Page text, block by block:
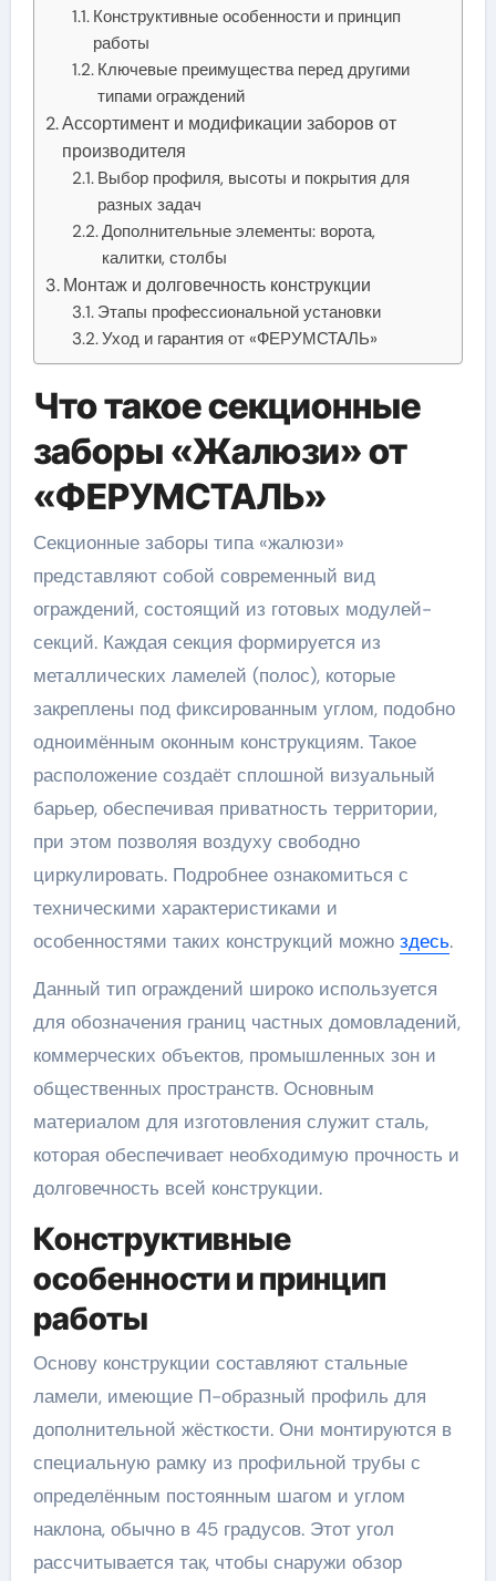
Конструктивные особенности и принцип
работы
Ключевые преимущества перед другими
типами ограждений
Ассортимент и модификации заборов от
производителя
Выбор профиля, высоты и покрытия для
разных задач
Дополнительные элементы: ворота,
калитки, столбы
Монтаж и долговечность конструкции
Этапы профессиональной установки
Уход и гарантия от «ФЕРУМСТАЛЬ»
Что такое секционные
заборы «Жалюзи» от
«ФЕРУМСТАЛЬ»
Секционные заборы типа «жалюзи»
представляют собой современный вид
ограждений, состоящий из готовых модулей-
секций. Каждая секция формируется из
металлических ламелей (полос), которые
закреплены под фиксированным углом, подобно
одноимённым оконным конструкциям. Такое
расположение создаёт сплошной визуальный
барьер, обеспечивая приватность территории,
при этом позволяя воздуху свободно
циркулировать. Подробнее ознакомиться с
техническими характеристиками и
особенностями таких конструкций можно здесь.
Данный тип ограждений широко используется
для обозначения границ частных домовладений,
коммерческих объектов, промышленных зон и
общественных пространств. Основным
материалом для изготовления служит сталь,
которая обеспечивает необходимую прочность и
долговечность всей конструкции.
Конструктивные
особенности и принцип
работы
Основу конструкции составляют стальные
ламели, имеющие П-образный профиль для
дополнительной жёсткости. Они монтируются в
специальную рамку из профильной трубы с
определённым постоянным шагом и углом
наклона, обычно в 45 градусов. Этот угол
рассчитывается так, чтобы снаружи обзор